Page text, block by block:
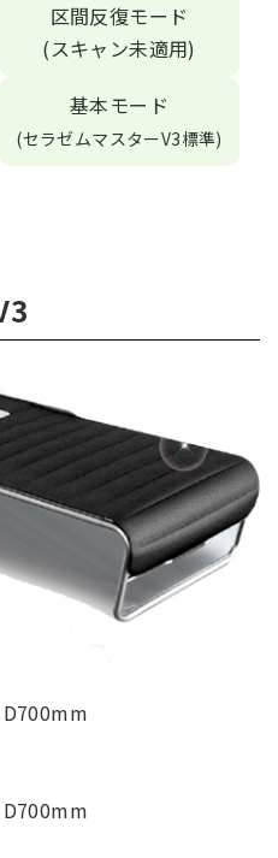
区間反復モード
(スキャン未適用)
基本モード
(セラゼムマスターV3標準)